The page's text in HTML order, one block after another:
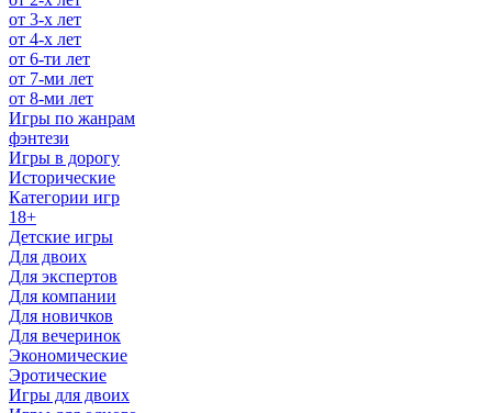
от 3-х лет
от 4-х лет
от 6-ти лет
от 7-ми лет
от 8-ми лет
Игры по жанрам
фэнтези
Игры в дорогу
Исторические
Категории игр
18+
Детские игры
Для двоих
Для экспертов
Для компании
Для новичков
Для вечеринок
Экономические
Эротические
Игры для двоих